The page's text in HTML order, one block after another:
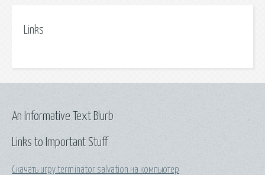
Links
Links to Important Stuff
Скачать игру terminator salvation на компьютер
An Informative Text Blurb